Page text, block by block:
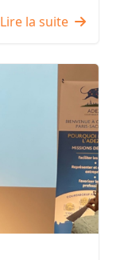
Lire la suite